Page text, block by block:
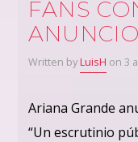
FANS
ANUNCIO
Written byLuisH on 3
Ariana Grande
“Un escrutinio